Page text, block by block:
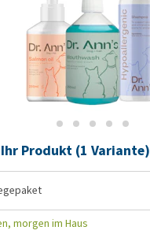
Produkt (1 Variante)
morgen im Haus